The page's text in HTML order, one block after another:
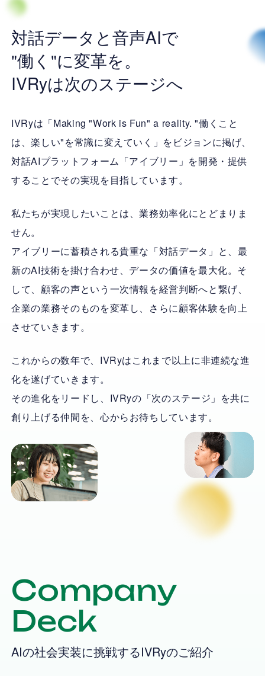
対話データと音声AIで
"働く"に変革を。
IVRyは次のステージへ
IVRyは「Making "Work is Fun" a reality. "働くこと
は、楽しい"を常識に変えていく」をビジョンに掲げ、
対話AIプラットフォーム「アイブリー」を開発・提供
することでその実現を目指しています。
私たちが実現したいことは、業務効率化にとどまりま
せん。
アイブリーに蓄積される貴重な「対話データ」と、最
新のAI技術を掛け合わせ、データの価値を最大化。そ
して、顧客の声という一次情報を経営判断へと繋げ、
企業の業務そのものを変革し、さらに顧客体験を向上
させていきます。
これからの数年で、IVRyはこれまで以上に非連続な進
化を遂げていきます。
その進化をリードし、IVRyの「次のステージ」を共に
創り上げる仲間を、心からお待ちしています。
Company
Deck
AIの社会実装に挑戦するIVRyのご紹介